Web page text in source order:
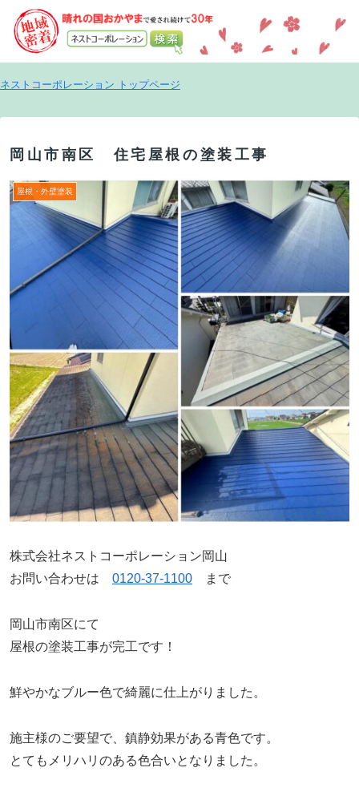
ネストコーポレーション トップページ
岡山市南区 住宅屋根の塗装工事
屋根・外壁塗装
株式会社ネストコーポレーション岡山
お問い合わせは 0120-37-1100 まで
岡山市南区にて
屋根の塗装工事が完工です！
鮮やかなブルー色で綺麗に仕上がりました。
施主様のご要望で、鎮静効果がある青色です。
とてもメリハリのある色合いとなりました。